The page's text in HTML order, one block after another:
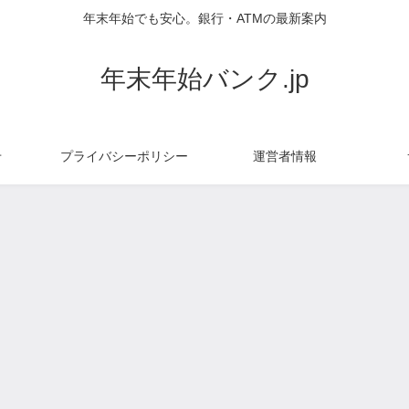
年末年始でも安心。銀行・ATMの最新案内
年末年始バンク.jp
プライバシーポリシー 運営者情報